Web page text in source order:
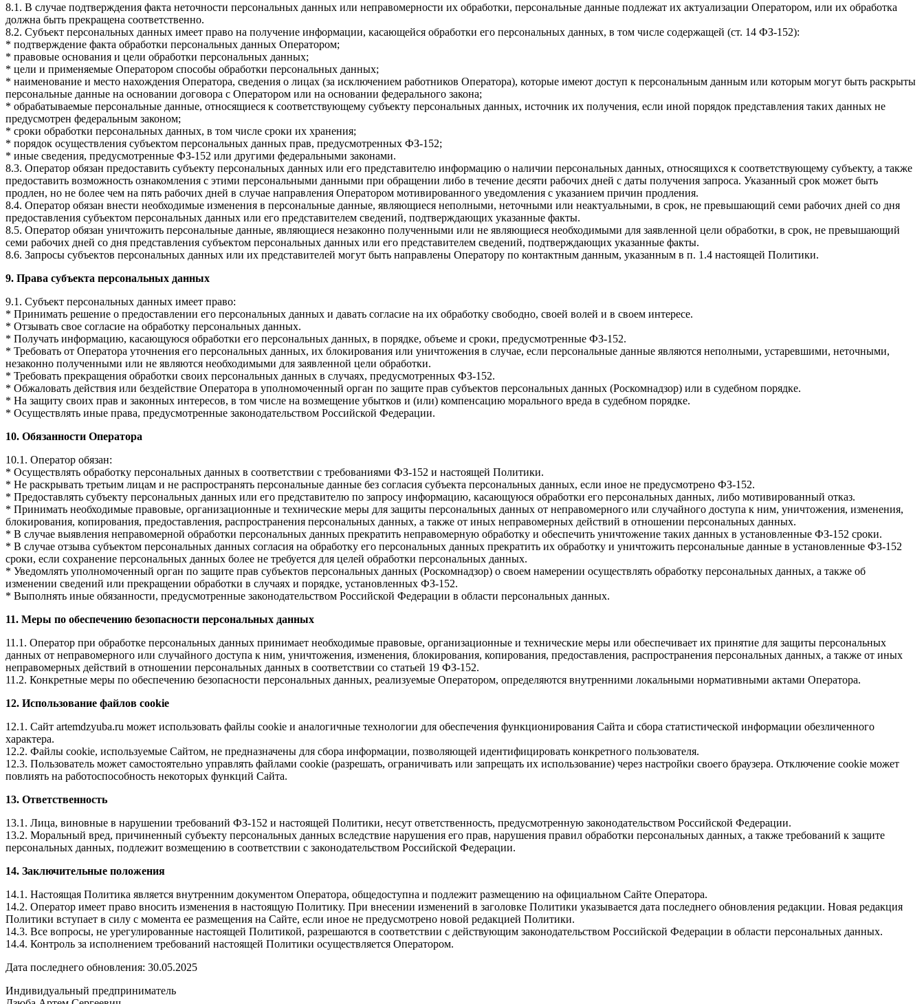
8.1. В случае подтверждения факта неточности персональных данных или неправомерности их обработки, персональные данные подлежат их актуализации Оператором, или их обработка
должна быть прекращена соответственно.
8.2. Субъект персональных данных имеет право на получение информации, касающейся обработки его персональных данных, в том числе содержащей (ст. 14 ФЗ-152):
* подтверждение факта обработки персональных данных Оператором;
* правовые основания и цели обработки персональных данных;
* цели и применяемые Оператором способы обработки персональных данных;
* наименование и место нахождения Оператора, сведения о лицах (за исключением работников Оператора), которые имеют доступ к персональным данным или которым могут быть раскрыты
персональные данные на основании договора с Оператором или на основании федерального закона;
* обрабатываемые персональные данные, относящиеся к соответствующему субъекту персональных данных, источник их получения, если иной порядок представления таких данных не
предусмотрен федеральным законом;
* сроки обработки персональных данных, в том числе сроки их хранения;
* порядок осуществления субъектом персональных данных прав, предусмотренных ФЗ-152;
* иные сведения, предусмотренные ФЗ-152 или другими федеральными законами.
8.3. Оператор обязан предоставить субъекту персональных данных или его представителю информацию о наличии персональных данных, относящихся к соответствующему субъекту, а также
предоставить возможность ознакомления с этими персональными данными при обращении либо в течение десяти рабочих дней с даты получения запроса. Указанный срок может быть
продлен, но не более чем на пять рабочих дней в случае направления Оператором мотивированного уведомления с указанием причин продления.
8.4. Оператор обязан внести необходимые изменения в персональные данные, являющиеся неполными, неточными или неактуальными, в срок, не превышающий семи рабочих дней со дня
предоставления субъектом персональных данных или его представителем сведений, подтверждающих указанные факты.
8.5. Оператор обязан уничтожить персональные данные, являющиеся незаконно полученными или не являющиеся необходимыми для заявленной цели обработки, в срок, не превышающий
семи рабочих дней со дня представления субъектом персональных данных или его представителем сведений, подтверждающих указанные факты.
8.6. Запросы субъектов персональных данных или их представителей могут быть направлены Оператору по контактным данным, указанным в п. 1.4 настоящей Политики.
9. Права субъекта персональных данных
9.1. Субъект персональных данных имеет право:
* Принимать решение о предоставлении его персональных данных и давать согласие на их обработку свободно, своей волей и в своем интересе.
* Отзывать свое согласие на обработку персональных данных.
* Получать информацию, касающуюся обработки его персональных данных, в порядке, объеме и сроки, предусмотренные ФЗ-152.
* Требовать от Оператора уточнения его персональных данных, их блокирования или уничтожения в случае, если персональные данные являются неполными, устаревшими, неточными,
незаконно полученными или не являются необходимыми для заявленной цели обработки.
* Требовать прекращения обработки своих персональных данных в случаях, предусмотренных ФЗ-152.
* Обжаловать действия или бездействие Оператора в уполномоченный орган по защите прав субъектов персональных данных (Роскомнадзор) или в судебном порядке.
* На защиту своих прав и законных интересов, в том числе на возмещение убытков и (или) компенсацию морального вреда в судебном порядке.
* Осуществлять иные права, предусмотренные законодательством Российской Федерации.
10. Обязанности Оператора
10.1. Оператор обязан:
* Осуществлять обработку персональных данных в соответствии с требованиями ФЗ-152 и настоящей Политики.
* Не раскрывать третьим лицам и не распространять персональные данные без согласия субъекта персональных данных, если иное не предусмотрено ФЗ-152.
* Предоставлять субъекту персональных данных или его представителю по запросу информацию, касающуюся обработки его персональных данных, либо мотивированный отказ.
* Принимать необходимые правовые, организационные и технические меры для защиты персональных данных от неправомерного или случайного доступа к ним, уничтожения, изменения,
блокирования, копирования, предоставления, распространения персональных данных, а также от иных неправомерных действий в отношении персональных данных.
* В случае выявления неправомерной обработки персональных данных прекратить неправомерную обработку и обеспечить уничтожение таких данных в установленные ФЗ-152 сроки.
* В случае отзыва субъектом персональных данных согласия на обработку его персональных данных прекратить их обработку и уничтожить персональные данные в установленные ФЗ-152
сроки, если сохранение персональных данных более не требуется для целей обработки персональных данных.
* Уведомлять уполномоченный орган по защите прав субъектов персональных данных (Роскомнадзор) о своем намерении осуществлять обработку персональных данных, а также об
изменении сведений или прекращении обработки в случаях и порядке, установленных ФЗ-152.
* Выполнять иные обязанности, предусмотренные законодательством Российской Федерации в области персональных данных.
11. Меры по обеспечению безопасности персональных данных
11.1. Оператор при обработке персональных данных принимает необходимые правовые, организационные и технические меры или обеспечивает их принятие для защиты персональных
данных от неправомерного или случайного доступа к ним, уничтожения, изменения, блокирования, копирования, предоставления, распространения персональных данных, а также от иных
неправомерных действий в отношении персональных данных в соответствии со статьей 19 ФЗ-152.
11.2. Конкретные меры по обеспечению безопасности персональных данных, реализуемые Оператором, определяются внутренними локальными нормативными актами Оператора.
12. Использование файлов cookie
12.1. Сайт artemdzyuba.ru может использовать файлы cookie и аналогичные технологии для обеспечения функционирования Сайта и сбора статистической информации обезличенного
характера.
12.2. Файлы cookie, используемые Сайтом, не предназначены для сбора информации, позволяющей идентифицировать конкретного пользователя.
12.3. Пользователь может самостоятельно управлять файлами cookie (разрешать, ограничивать или запрещать их использование) через настройки своего браузера. Отключение cookie может
повлиять на работоспособность некоторых функций Сайта.
13. Ответственность
13.1. Лица, виновные в нарушении требований ФЗ-152 и настоящей Политики, несут ответственность, предусмотренную законодательством Российской Федерации.
13.2. Моральный вред, причиненный субъекту персональных данных вследствие нарушения его прав, нарушения правил обработки персональных данных, а также требований к защите
персональных данных, подлежит возмещению в соответствии с законодательством Российской Федерации.
14. Заключительные положения
14.1. Настоящая Политика является внутренним документом Оператора, общедоступна и подлежит размещению на официальном Сайте Оператора.
14.2. Оператор имеет право вносить изменения в настоящую Политику. При внесении изменений в заголовке Политики указывается дата последнего обновления редакции. Новая редакция
Политики вступает в силу с момента ее размещения на Сайте, если иное не предусмотрено новой редакцией Политики.
14.3. Все вопросы, не урегулированные настоящей Политикой, разрешаются в соответствии с действующим законодательством Российской Федерации в области персональных данных.
14.4. Контроль за исполнением требований настоящей Политики осуществляется Оператором.
Дата последнего обновления: 30.05.2025
Индивидуальный предприниматель